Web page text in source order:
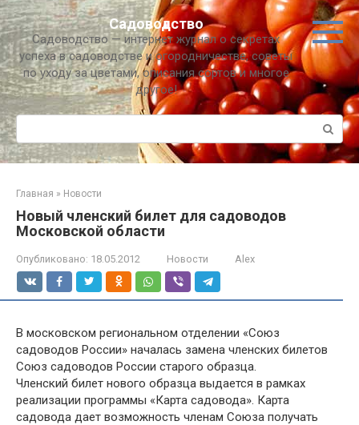
Перейти
к
контенту
Садоводство
Садоводство — интернет журнал о секретах
успеха в садоводстве и огородничестве, советы
по уходу за цветами, описания сортов и многое
другое!
Поиск:
Главная » Новости
Новый членский билет для садоводов
Московской области
Опубликовано: 18.05.2012 Новости Alex
В московском региональном отделении «Союз
садоводов России» началась замена членских билетов
Союз садоводов России старого образца.
Членский билет нового образца выдается в рамках
реализации программы «Карта садовода». Карта
садовода дает возможность членам Союза получать